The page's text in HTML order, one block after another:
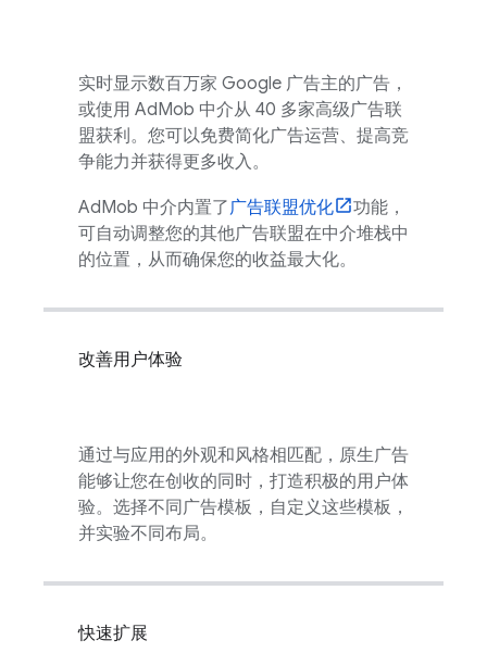
实时显示数百万家 Google 广告主的广告，
或使用 AdMob 中介从 40 多家高级广告联
盟获利。您可以免费简化广告运营、提高竞
争能力并获得更多收入。
AdMob 中介内置了广告联盟优化
功能，
可自动调整您的其他广告联盟在中介堆栈中
的位置，从而确保您的收益最大化。
改善用户体验
通过与应用的外观和风格相匹配，原生广告
能够让您在创收的同时，打造积极的用户体
验。选择不同广告模板，自定义这些模板，
并实验不同布局。
快速扩展